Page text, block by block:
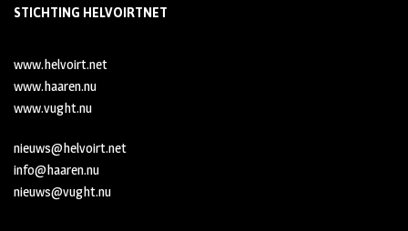
STICHTING HELVOIRTNET
www.helvoirt.net
www.haaren.nu
www.vught.nu
nieuws@helvoirt.net
info@haaren.nu
nieuws@vught.nu